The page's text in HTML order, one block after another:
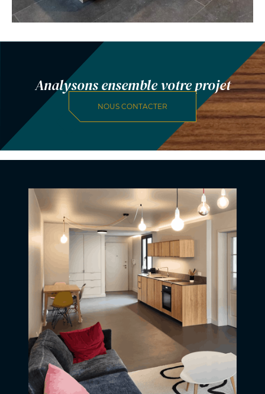
Analysons ensemble votre projet
NOUS CONTACTER